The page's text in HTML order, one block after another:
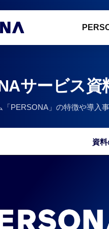
サービス
「PERSONA」の特徴や導入
資